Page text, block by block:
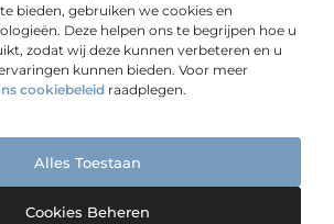
bieden, gebruiken we cookies en
Deze helpen ons te begrijpen hoe u
zodat wij deze kunnen verbeteren en u
kunnen bieden. Voor meer
cookiebeleid raadplegen.
Alles Toestaan
Cookies Beheren
Cookiebeleid (EU)
All Right Reserved.